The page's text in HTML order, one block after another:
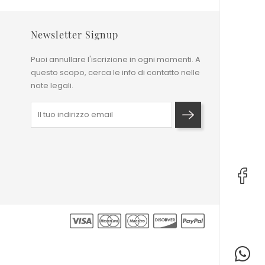
Newsletter Signup
Puoi annullare l'iscrizione in ogni momenti. A
questo scopo, cerca le info di contatto nelle
note legali.